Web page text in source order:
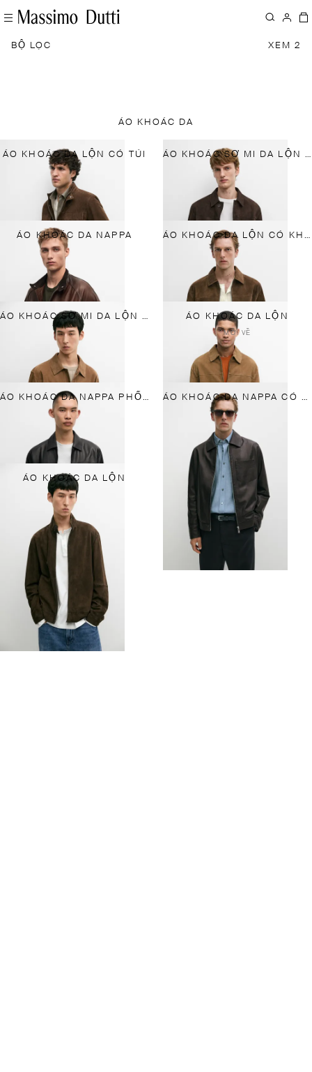
BỘ LỌC XEM 2
ÁO KHOÁC DA
ÁO KHOÁC DA LỘN CÓ TÚI ÁO KHOÁC SƠ MI DA LỘN CÓ TÚI
ÁO KHOÁC DA NAPPA ÁO KHOÁC DA LỘN CÓ KHÓA KÉO
ÁO KHOÁC SƠ MI DA LỘN MỎNG NHẸ ÁO KHOÁC DA LỘN
MỚI VỀ
ÁO KHOÁC DA NAPPA PHỐI TÚI ÁO KHOÁC DA NAPPA CÓ TÚI
ÁO KHOÁC DA LỘN